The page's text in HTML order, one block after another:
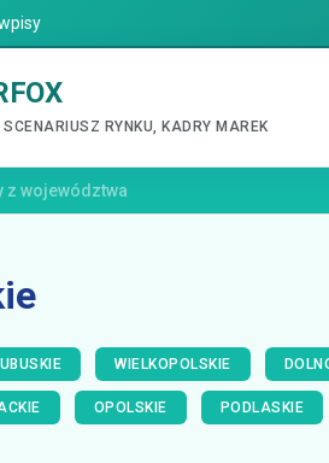
SCENARIUSZ RYNKU, KADRY MAREK
z województwa
WIELKOPOLSKIE
OPOLSKIE PODLASKIE